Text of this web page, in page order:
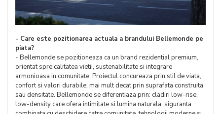
- Care este pozitionarea actuala a brandului Bellemonde pe
piata?
- Bellemonde se pozitioneaza ca un brand rezidential premium,
orientat spre calitatea vietii, sustenabilitate si integrare
armonioasa in comunitate. Proiectul concureaza prin stil de viata,
confort si valori durabile, mai mult decat prin suprafata construita
sau densitate. Bellemonde se diferentiaza prin: cladiri low-rise,
low-density care ofera intimitate si lumina naturala, siguranta